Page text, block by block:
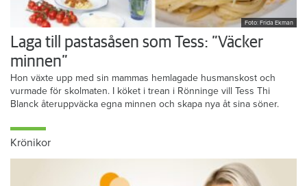
Foto: Frida Ekman
Laga till pastasåsen som Tess: ”Väcker
minnen”
Hon växte upp med sin mammas hemlagade husmanskost och
vurmade för skolmaten. I köket i trean i Rönninge vill Tess Thi
Blanck återuppväcka egna minnen och skapa nya åt sina söner.
Krönikor